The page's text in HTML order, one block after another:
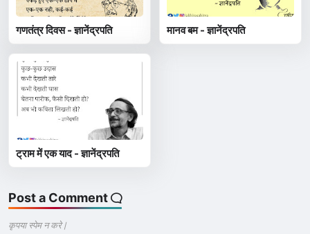
गणतंत्र दिवस - ज्ञानेंद्रपति मानव बम - ज्ञानेंद्रपति
ट्राम में एक याद - ज्ञानेंद्रपति
Post a Comment
कृपया स्पेम न करे |